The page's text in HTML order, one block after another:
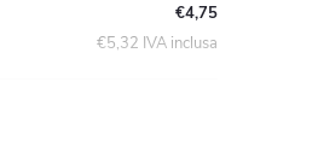
€4,75
€5,32 IVA inclusa